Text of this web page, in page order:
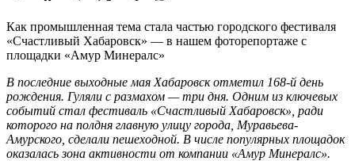
Как промышленная тема стала частью городского фестиваля
«Счастливый Хабаровск» — в нашем фоторепортаже с
площадки «Амур Минералс»
В последние выходные мая Хабаровск отметил 168-й день
рождения. Гуляли с размахом — три дня. Одним из ключевых
событий стал фестиваль «Счастливый Хабаровск», ради
которого на полдня главную улицу города, Муравьева-
Амурского, сделали пешеходной. В числе популярных площадок
оказалась зона активности от компании «Амур Минералс».